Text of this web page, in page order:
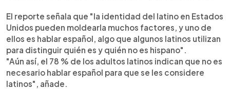
El reporte señala que "la identidad del latino en Estados
Unidos pueden moldearla muchos factores, y uno de
ellos es hablar español, algo que algunos latinos utilizan
para distinguir quién es y quién no es hispano".
"Aún así, el 78 % de los adultos latinos indican que no es
necesario hablar español para que se les considere
latinos", añade.